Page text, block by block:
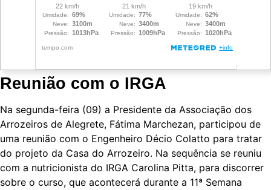
Reunião com o IRGA
Na segunda-feira (09) a Presidente da Associação dos
Arrozeiros de Alegrete, Fátima Marchezan, participou de
uma reunião com o Engenheiro Décio Colatto para tratar
do projeto da Casa do Arrozeiro. Na sequência se reuniu
com a nutricionista do IRGA Carolina Pitta, para discorrer
sobre o curso, que acontecerá durante a 11ª Semana